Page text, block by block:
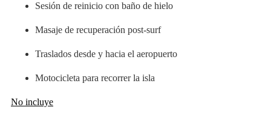
Sesión de reinicio con baño de hielo
Masaje de recuperación post-surf
Traslados desde y hacia el aeropuerto
Motocicleta para recorrer la isla
No incluye